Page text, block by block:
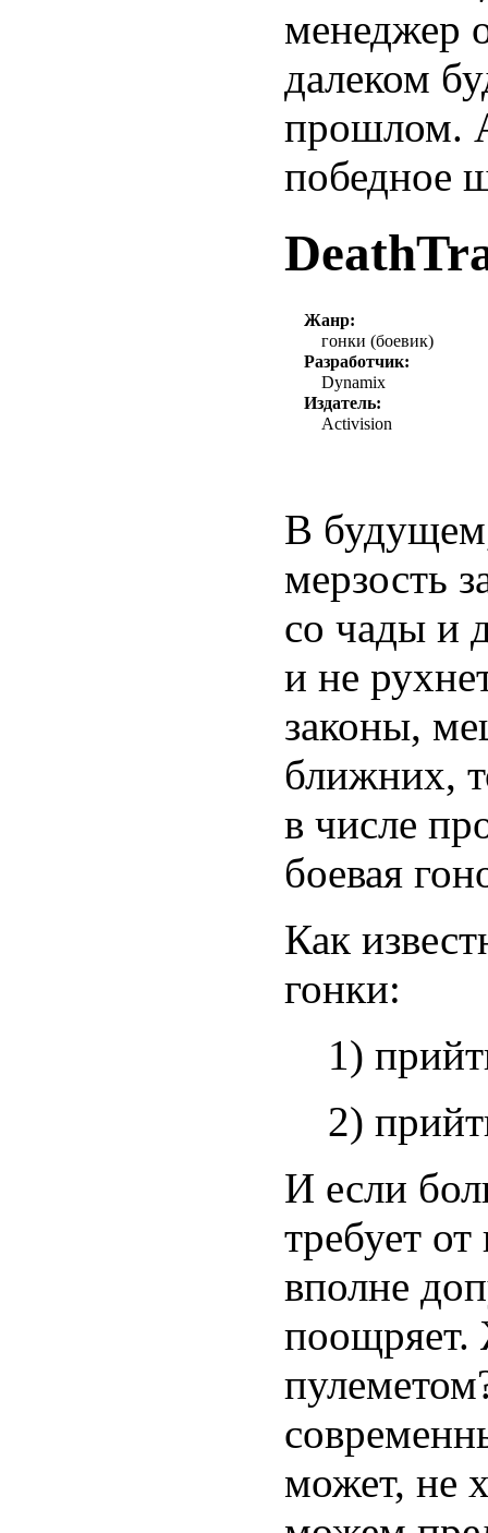
менеджер
далеком
прошлом.
победное
Жанр:
гонки (боевик)
Разработчик:
Dynamix
Издатель:
Activision
В
мерзость
со чады и
и не
законы,
ближних,
в числе
боевая
Как
гонки:
1)
2)
И если
требует
вполне
поощряет.
может, не